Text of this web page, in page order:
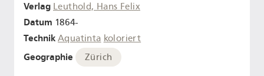
Verlag Leuthold, Hans Felix
Datum 1864-
Technik Aquatinta koloriert
Geographie Zürich